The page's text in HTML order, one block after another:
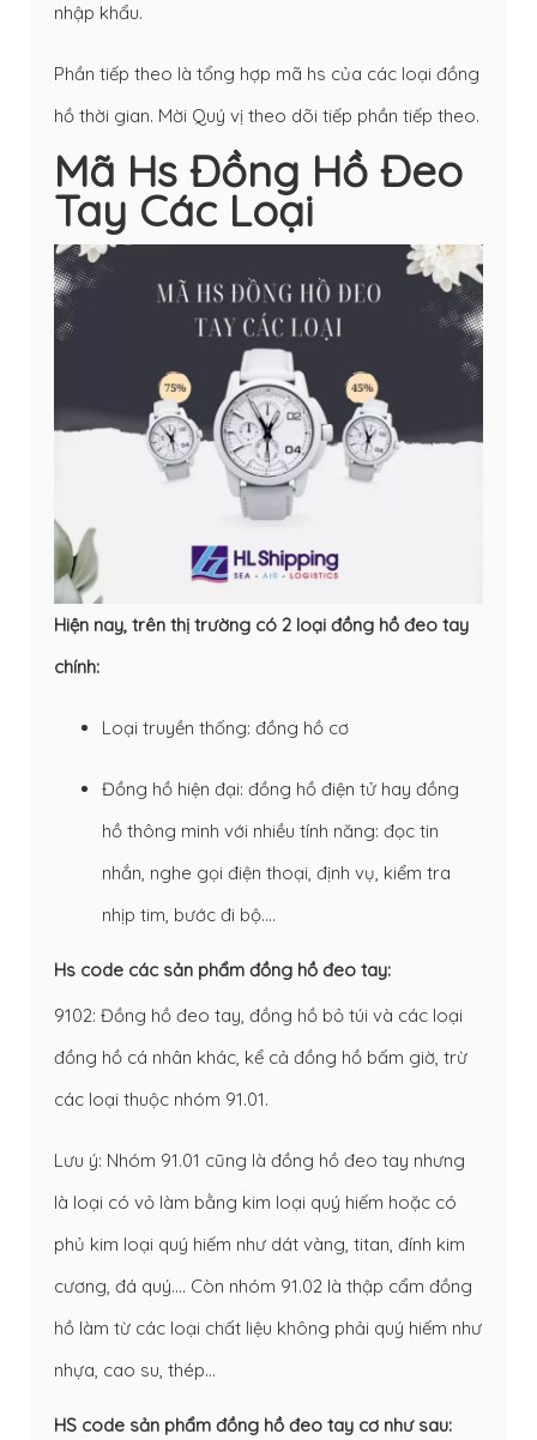
nhập khẩu.
Phần tiếp theo là tổng hợp mã hs của các loại đồng
hồ thời gian. Mời Quý vị theo dõi tiếp phần tiếp theo.
Mã Hs Đồng Hồ Đeo
Tay Các Loại
Hiện nay, trên thị trường có 2 loại đồng hồ đeo tay
chính:
Loại truyền thống: đồng hồ cơ
Đồng hồ hiện đại: đồng hồ điện tử hay đồng
hồ thông minh với nhiều tính năng: đọc tin
nhắn, nghe gọi điện thoại, định vụ, kiểm tra
nhịp tim, bước đi bộ….
Hs code các sản phẩm đồng hồ đeo tay:
9102: Đồng hồ đeo tay, đồng hồ bỏ túi và các loại
đồng hồ cá nhân khác, kể cả đồng hồ bấm giờ, trừ
các loại thuộc nhóm 91.01.
Lưu ý: Nhóm 91.01 cũng là đồng hồ đeo tay nhưng
là loại có vỏ làm bằng kim loại quý hiếm hoặc có
phủ kim loại quý hiếm như dát vàng, titan, đính kim
cương, đá quý…. Còn nhóm 91.02 là thập cẩm đồng
hồ làm từ các loại chất liệu không phải quý hiếm như
nhựa, cao su, thép…
HS code sản phẩm đồng hồ đeo tay cơ như sau: